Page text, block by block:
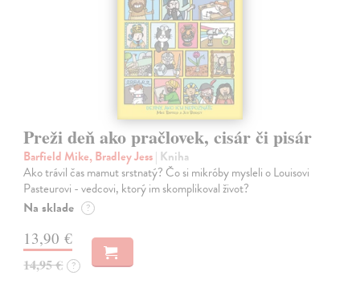
Preži deň ako pračlovek, cisár či pisár
Barfield Mike, Bradley Jess| Kniha
Ako trávil čas mamut srstnatý? Čo si mikróby mysleli o Louisovi
Pasteurovi - vedcovi, ktorý im skomplikoval život?
Na sklade ?
13,90 €
14,95 € ?